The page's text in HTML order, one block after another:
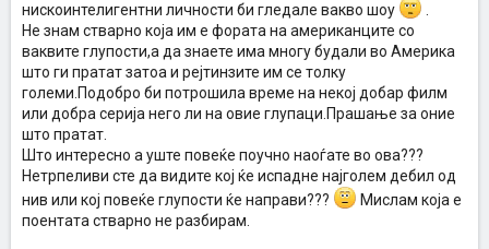
нискоинтелигентни личности би гледале вакво шоу
Не знам стварно која им е фората на американците со
ваквите глупости,а да знаете има многу будали во Америка
што ги пратат затоа и рејтинзите им се толку
големи.Подобро би потрошила време на некој добар филм
или добра серија него ли на овие глупаци.Прашање за оние
што пратат.
Што интересно а уште повеќе поучно наоѓате во ова???
Нетрпеливи сте да видите кој ќе испадне најголем дебил од
нив или кој повеќе глупости ќе направи???
Мислам која е
поентата стварно не разбирам.